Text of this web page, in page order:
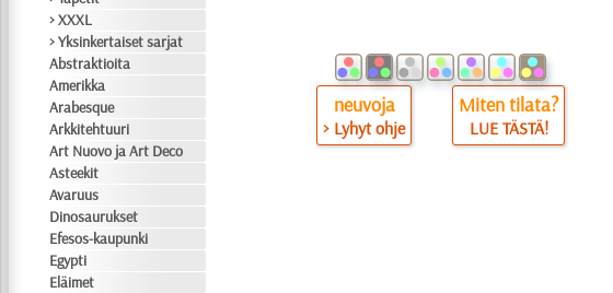
> XXXL
> Yksinkertaiset sarjat
Abstraktioita
Amerikka
Arabesque
Arkkitehtuuri
Art Nuovo ja Art Deco
Asteekit
Avaruus
Dinosaurukset
Efesos-kaupunki
Egypti
Eläimet
neuvoja
> Lyhyt ohje
Miten tilata?
LUE TÄSTÄ!